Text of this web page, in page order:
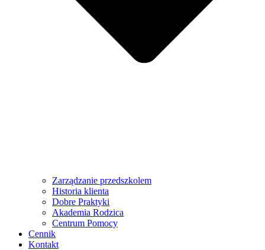
Zarządzanie przedszkolem
Historia klienta
Dobre Praktyki
Akademia Rodzica
Centrum Pomocy
Cennik
Kontakt